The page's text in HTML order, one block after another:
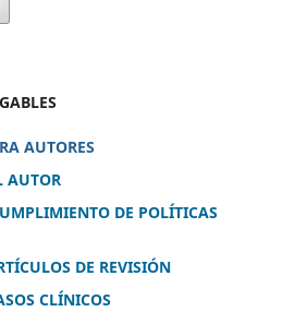
AUTORES
AUTOR
DE POLÍTICAS
DE REVISIÓN
CLÍNICOS